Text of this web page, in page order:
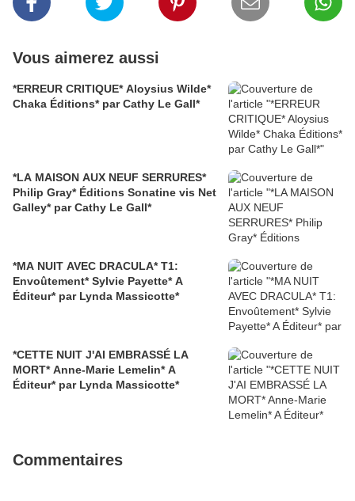
Vous aimerez aussi
*ERREUR CRITIQUE* Aloysius Wilde*
Chaka Éditions* par Cathy Le Gall*
*LA MAISON AUX NEUF SERRURES*
Philip Gray* Éditions Sonatine vis Net
Galley* par Cathy Le Gall*
*MA NUIT AVEC DRACULA* T1:
Envoûtement* Sylvie Payette* A
Éditeur* par Lynda Massicotte*
*CETTE NUIT J'AI EMBRASSÉ LA
MORT* Anne-Marie Lemelin* A
Éditeur* par Lynda Massicotte*
Commentaires